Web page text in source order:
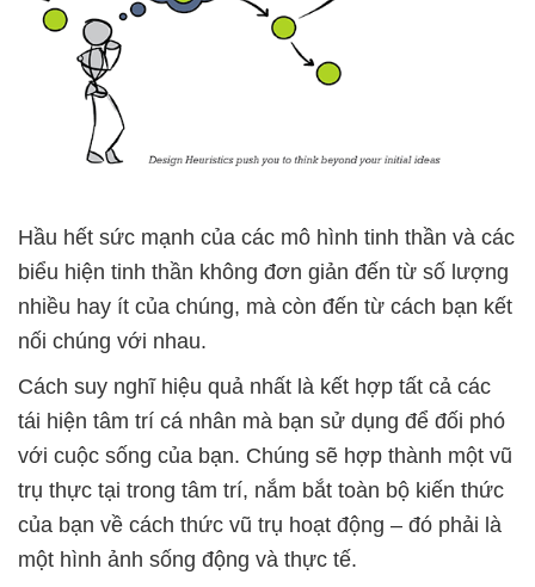
Hầu hết sức mạnh của các mô hình tinh thần và các
biểu hiện tinh thần không đơn giản đến từ số lượng
nhiều hay ít của chúng, mà còn đến từ cách bạn kết
nối chúng với nhau.
Cách suy nghĩ hiệu quả nhất là kết hợp tất cả các
tái hiện tâm trí cá nhân mà bạn sử dụng để đối phó
với cuộc sống của bạn. Chúng sẽ hợp thành một vũ
trụ thực tại trong tâm trí, nắm bắt toàn bộ kiến ​​thức
của bạn về cách thức vũ trụ hoạt động – đó phải là
một hình ảnh sống động và thực tế.